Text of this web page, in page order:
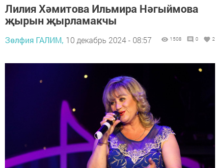
Лилия Хәмитова Ильмира Нәгыймова
җырын җырламакчы
Зөлфия ГАЛИМ, 10 декабрь 2024 - 08:57 1508 0 2